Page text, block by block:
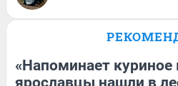
«Напоминает куриное
ярославцы нашли в